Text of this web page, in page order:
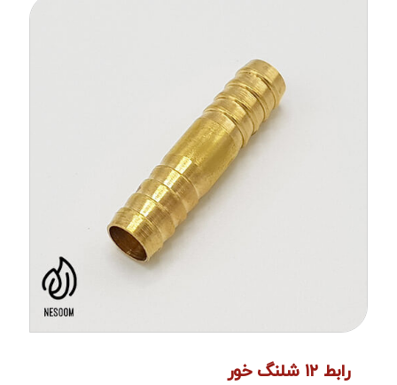
رابط ۱۲ شلنگ خور